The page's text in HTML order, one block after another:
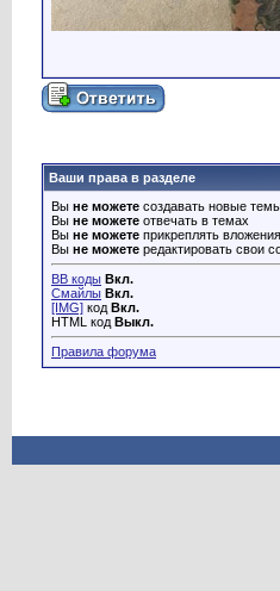
Ваши права в разделе
Вы не можете создавать новые
Вы не можете отвечать в темах
Вы не можете прикреплять вложения
Вы не можете редактировать свои
BB коды Вкл.
Смайлы Вкл.
[IMG] код Вкл.
HTML код Выкл.
Правила форума